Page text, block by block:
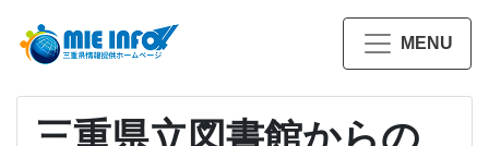
MENU
三重県立図書館からの